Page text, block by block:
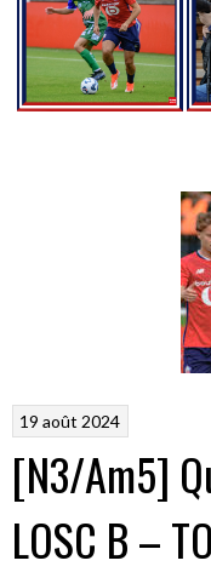
19 août 2024
[N3/Am5]
LOSC B –